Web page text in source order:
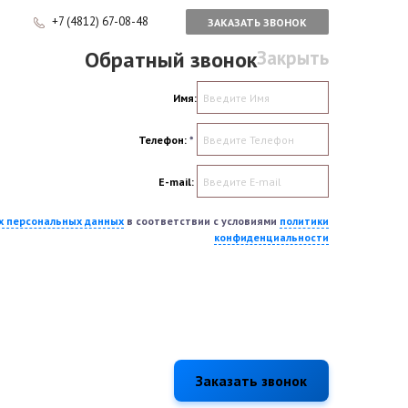
+7 (4812) 67-08-48 ЗАКАЗАТЬ ЗВОНОК
Закрыть
Обратный звонок
Имя:
Телефон: *
E-mail:
персональных данных в соответствии с условиями политики
конфиденциальности